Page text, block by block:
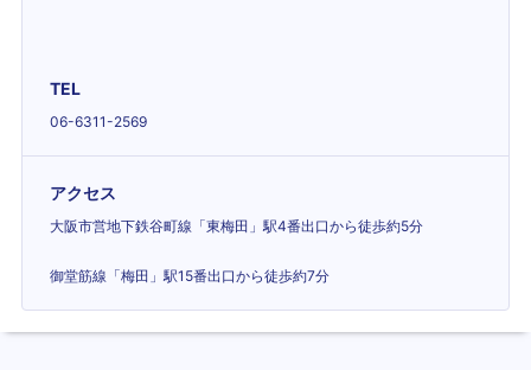
TEL
06-6311-2569
アクセス
大阪市営地下鉄谷町線「東梅田」駅4番出口から徒歩約5分
御堂筋線「梅田」駅15番出口から徒歩約7分